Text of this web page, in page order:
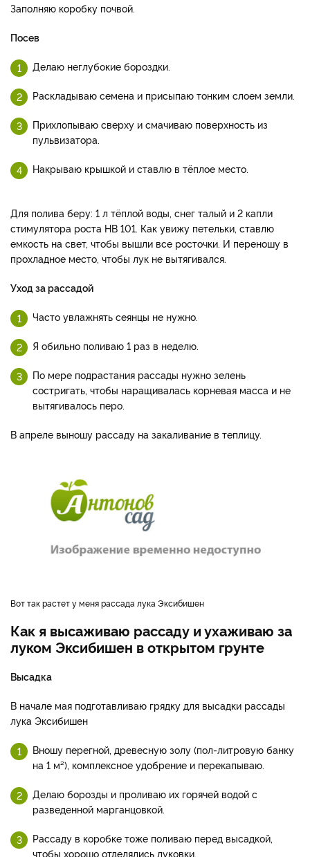
Заполняю коробку почвой.
Посев
Делаю неглубокие бороздки.
Раскладываю семена и присыпаю тонким слоем земли.
Прихлопываю сверху и смачиваю поверхность из
пульвизатора.
Накрываю крышкой и ставлю в тёплое место.
Для полива беру: 1 л тёплой воды, снег талый и 2 капли
стимулятора роста НВ 101. Как увижу петельки, ставлю
емкость на свет, чтобы вышли все росточки. И переношу в
прохладное место, чтобы лук не вытягивался.
Уход за рассадой
Часто увлажнять сеянцы не нужно.
Я обильно поливаю 1 раз в неделю.
По мере подрастания рассады нужно зелень
состригать, чтобы наращивалась корневая масса и не
вытягивалось перо.
В апреле выношу рассаду на закаливание в теплицу.
Вот так растет у меня рассада лука Эксибишен
Как я высаживаю рассаду и ухаживаю за
луком Эксибишен в открытом грунте
Высадка
В начале мая подготавливаю грядку для высадки рассады
лука Эксибишен
Вношу перегной, древесную золу (пол-литровую банку
на 1 м²), комплексное удобрение и перекапываю.
Делаю борозды и проливаю их горячей водой с
разведенной марганцовкой.
Рассаду в коробке тоже поливаю перед высадкой,
чтобы хорошо отделялись луковки.